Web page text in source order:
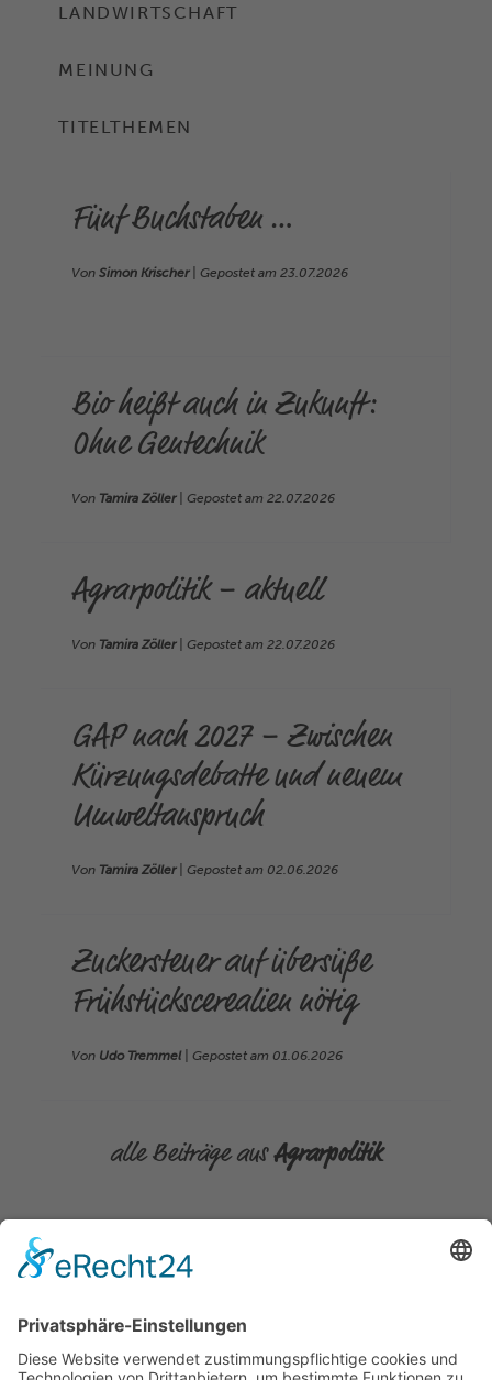
LANDWIRTSCHAFT
MEINUNG
TITELTHEMEN
Fünf Buchstaben …
VonSimon Krischer| Gepostet am23.07.2026
Bio heißt auch in Zukunft:
Ohne Gentechnik
Von Tamira Zöller| Gepostet am22.07.2026
Agrarpolitik – aktuell
Von Tamira Zöller| Gepostet am22.07.2026
GAP nach 2027 – Zwischen
Kürzungsdebatte und neuem
Umweltanspruch
Von Tamira Zöller| Gepostet am 02.06.2026
Zuckersteuer auf übersüße
Frühstückscerealien nötig
Von Udo Tremmel | Gepostet am 01.06.2026
alle Beiträge ausAgrarpolitik